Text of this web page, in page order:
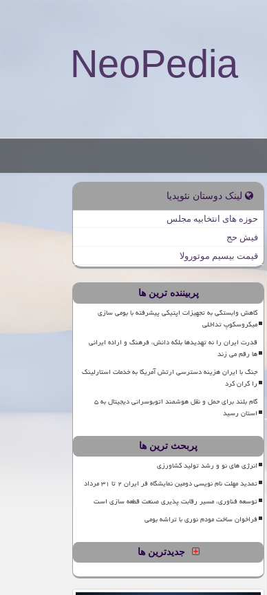
NeoPedia
لینک دوستان نئوپدیا
حوزه های انتخابیه مجلس
فیش حج
قیمت بیسیم موتورولا
پربیننده ترین ها
کاهش وابستگی به تجهیزات اپتیکی پیشرفته با بومی سازی
میکروسکوپ تداخلی
قدرت ایران را نه تهدیدها بلکه دانش، فرهنگ و اراده ایرانی
ها رقم می زند
جنگ با ایران هزینه دسترسی ارتش آمریکا به خدمات استارلینک
را گران کرد
گام بلند برای حمل و نقل هوشمند اتوبوسرانی دیجیتال به ۵
استان رسید
پربحث ترین ها
انرژی های نو و رشد تولید کشاورزی
تمدید مهلت نام نویسی دومین نمایشگاه فر ایران ۲ تا ۳۱ مرداد
توسعه فناوری، مسیر رقابت پذیری صنعت قطعه سازی است
فراخوان ساخت مودم نوری با تراشه بومی
جدیدترین ها